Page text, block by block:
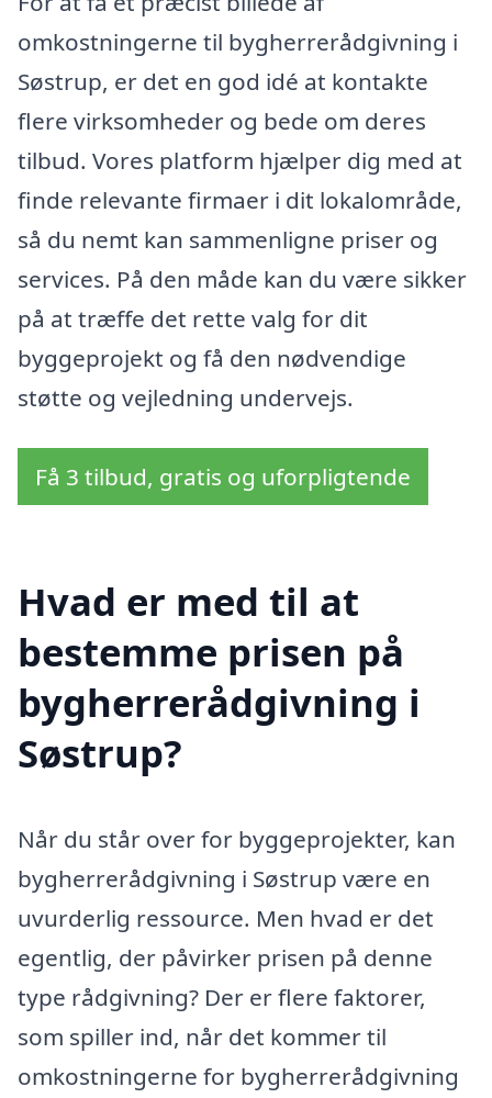
omkostningerne til bygherrerådgivning i
Søstrup, er det en god idé at kontakte
flere virksomheder og bede om deres
tilbud. Vores platform hjælper dig med at
finde relevante firmaer i dit lokalområde,
så du nemt kan sammenligne priser og
services. På den måde kan du være sikker
på at træffe det rette valg for dit
byggeprojekt og få den nødvendige
støtte og vejledning undervejs.
Få 3 tilbud, gratis og uforpligtende
Hvad er med til at
bestemme prisen på
bygherrerådgivning i
Søstrup?
Når du står over for byggeprojekter, kan
bygherrerådgivning i Søstrup være en
uvurderlig ressource. Men hvad er det
egentlig, der påvirker prisen på denne
type rådgivning? Der er flere faktorer,
som spiller ind, når det kommer til
omkostningerne for bygherrerådgivning